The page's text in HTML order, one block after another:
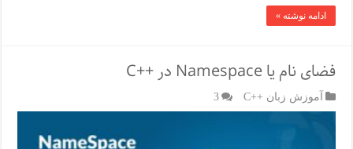
ادامه نوشته »
فضای نام یا Namespace در ++C
آموزش زبان ++C 3